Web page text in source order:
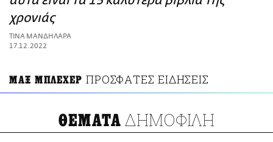
ΑΜΠΑ
PRINT
χρονιάς
ΤΙΝΑ ΜΑΝΔΗΛΑΡΑ
17.12.2022
ΜΑΞ ΜΠΛΕΧΕΡ ΠΡΟΣΦΑΤΕΣ ΕΙΔΗΣΕΙΣ
ΘΕΜΑΤΑ ΔΗΜΟΦΙΛΗ